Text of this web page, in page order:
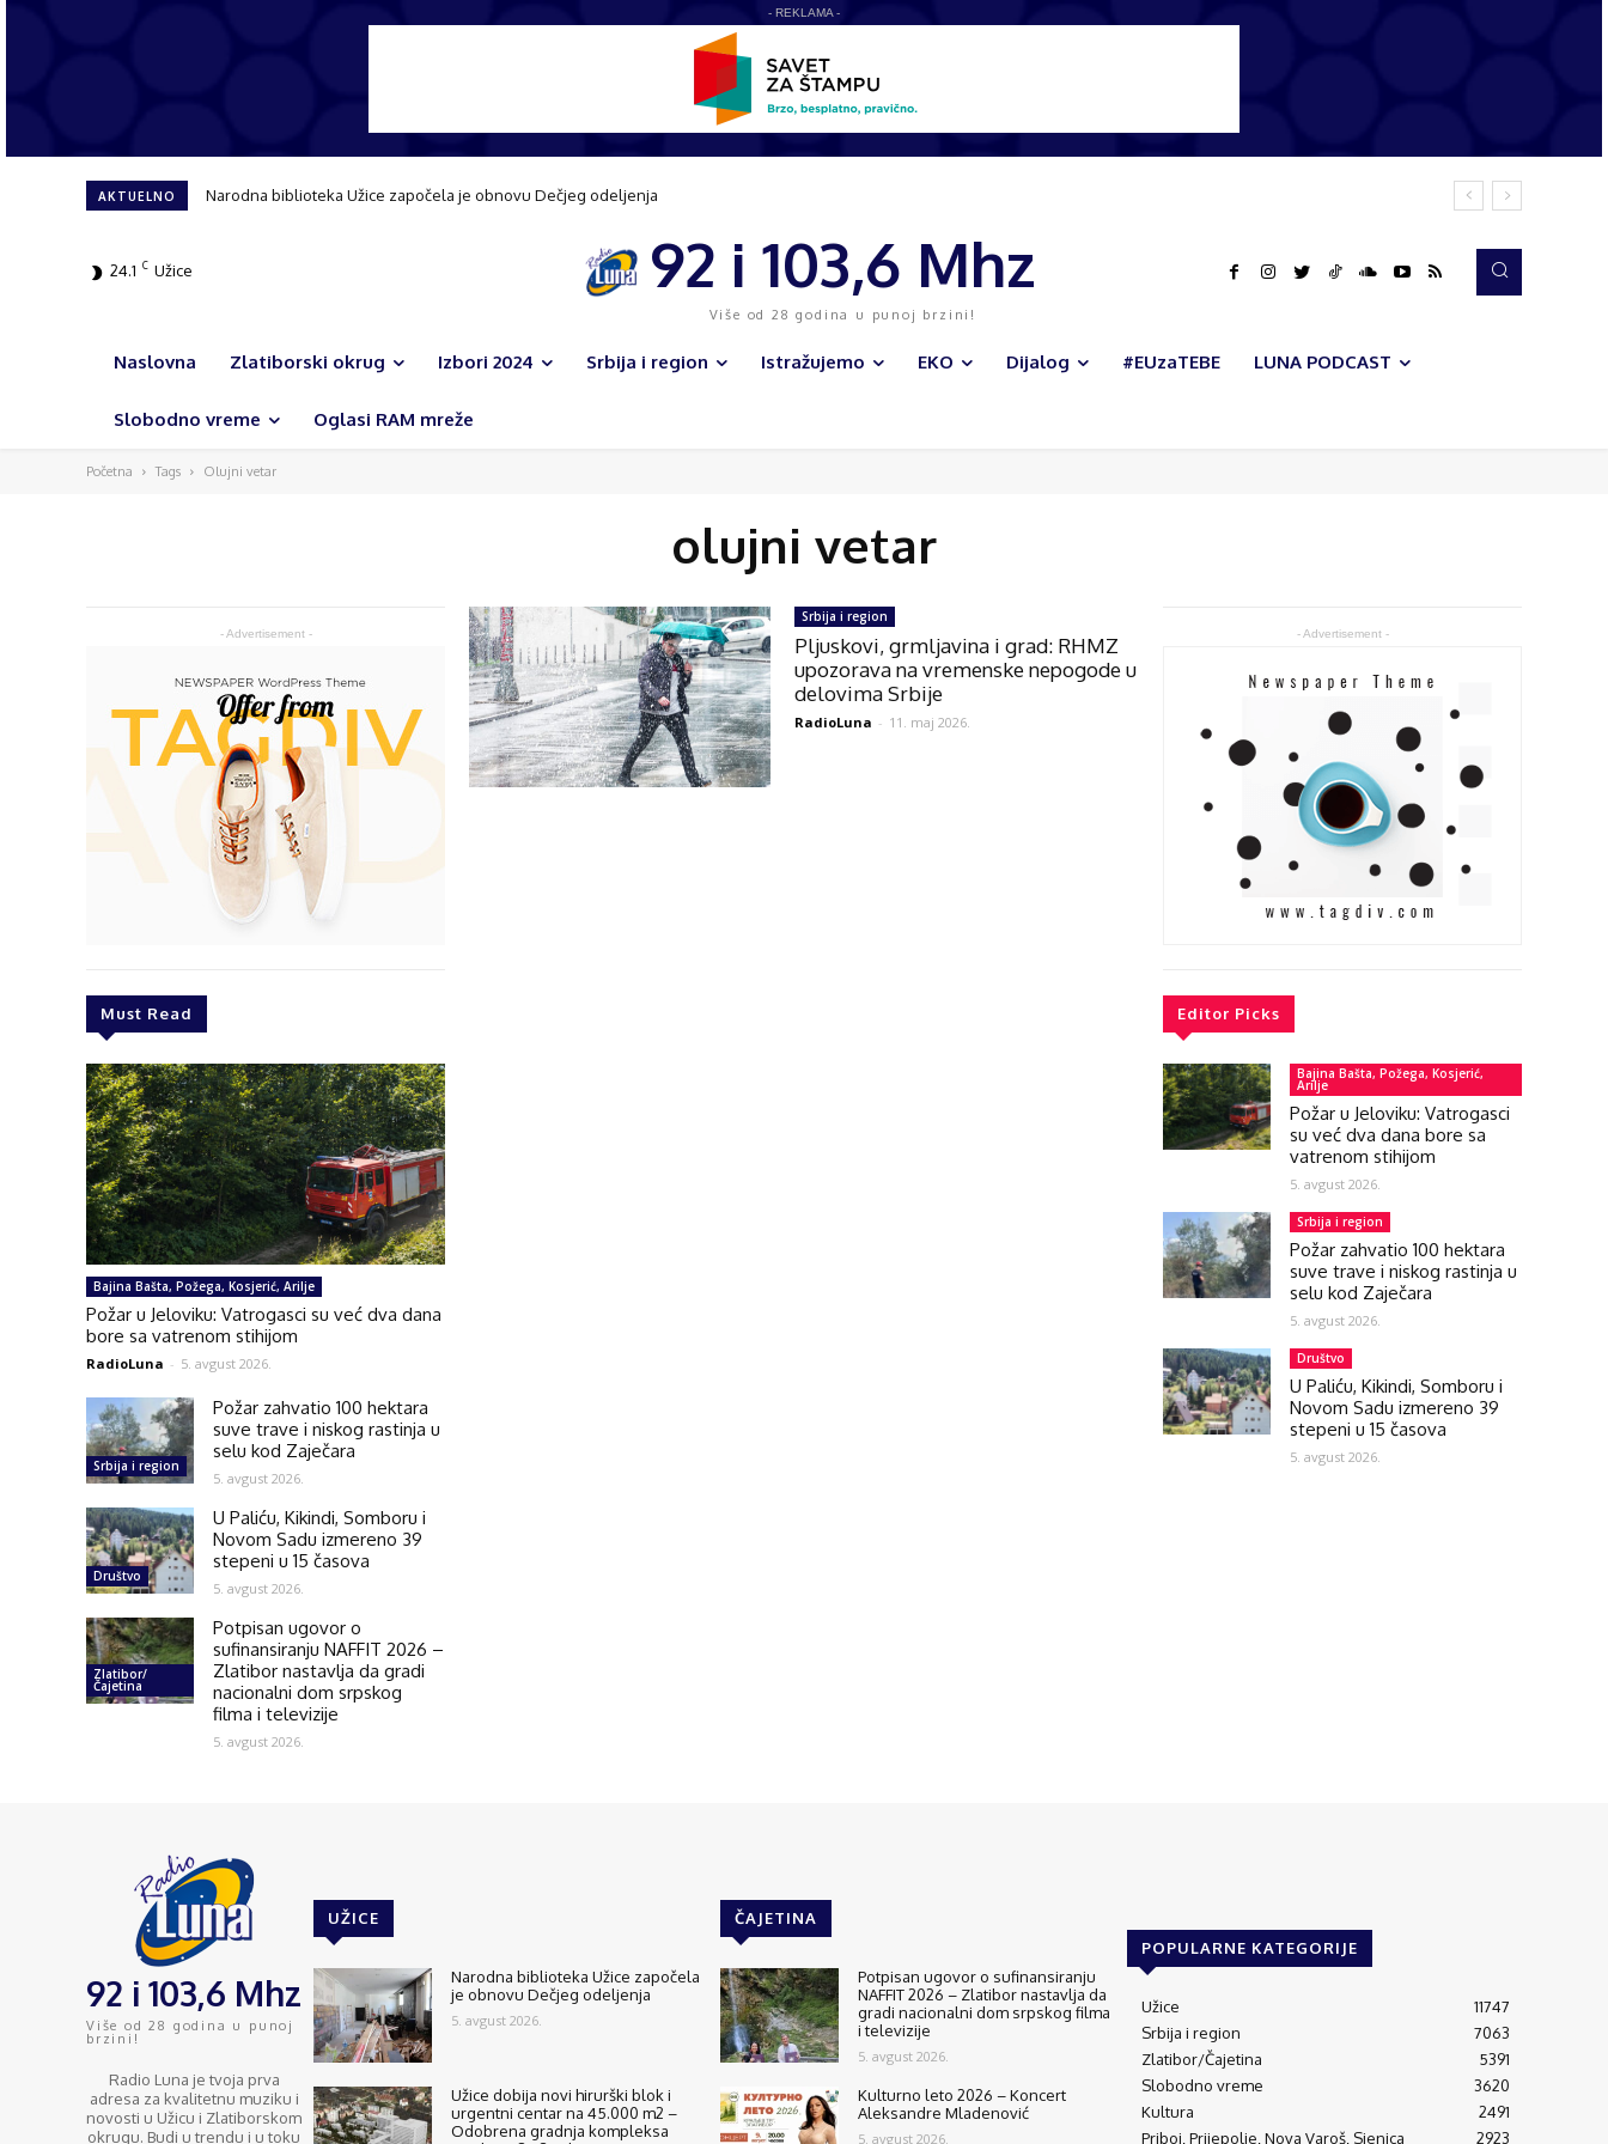
- REKLAMA -
AKTUELNO Narodna biblioteka Užice započela je obnovu Dečjeg odeljenja
24.1 C Užice 92 i 103,6 Mhz
Više od 28 godina u punoj brzini!
Naslovna Zlatiborski okrug Izbori 2024 Srbija i region Istražujemo EKO Dijalog #EUzaTEBE LUNA PODCAST
Slobodno vreme Oglasi RAM mreže
Početna Tags Olujni vetar
olujni vetar
- Advertisement -
Must Read
Bajina Bašta, Požega, Kosjerić, Arilje
Požar u Jeloviku: Vatrogasci su već dva dana
bore sa vatrenom stihijom
RadioLuna - 5. avgust 2026.
Srbija i region
Požar zahvatio 100 hektara
suve trave i niskog rastinja u
selu kod Zaječara
5. avgust 2026.
Društvo
U Paliću, Kikindi, Somboru i
Novom Sadu izmereno 39
stepeni u 15 časova
5. avgust 2026.
Zlatibor/
Čajetina
Potpisan ugovor o
sufinansiranju NAFFIT 2026 –
Zlatibor nastavlja da gradi
nacionalni dom srpskog
filma i televizije
5. avgust 2026.
Srbija i region
Pljuskovi, grmljavina i grad: RHMZ
upozorava na vremenske nepogode u
delovima Srbije
RadioLuna - 11. maj 2026.
- Advertisement -
Editor Picks
Bajina Bašta, Požega, Kosjerić,
Arilje
Požar u Jeloviku: Vatrogasci
su već dva dana bore sa
vatrenom stihijom
5. avgust 2026.
Srbija i region
Požar zahvatio 100 hektara
suve trave i niskog rastinja u
selu kod Zaječara
5. avgust 2026.
Društvo
U Paliću, Kikindi, Somboru i
Novom Sadu izmereno 39
stepeni u 15 časova
5. avgust 2026.
92 i 103,6 Mhz
Više od 28 godina u punoj
brzini!
Radio Luna je tvoja prva
adresa za kvalitetnu muziku i
novosti u Užicu i Zlatiborskom
okrugu. Budi u trendu i u toku
UŽICE
Narodna biblioteka Užice započela
je obnovu Dečjeg odeljenja
5. avgust 2026.
Užice dobija novi hirurški blok i
urgentni centar na 45.000 m2 –
Odobrena gradnja kompleksa
ČAJETINA
Potpisan ugovor o sufinansiranju
NAFFIT 2026 – Zlatibor nastavlja da
gradi nacionalni dom srpskog filma
i televizije
5. avgust 2026.
Kulturno leto 2026 – Koncert
Aleksandre Mladenović
5. avgust 2026.
POPULARNE KATEGORIJE
Užice
11747
Srbija i region
7063
Zlatibor/Čajetina
5391
Slobodno vreme
3620
Kultura
2491
Priboj, Prijepolje, Nova Varoš, Sjenica
2923